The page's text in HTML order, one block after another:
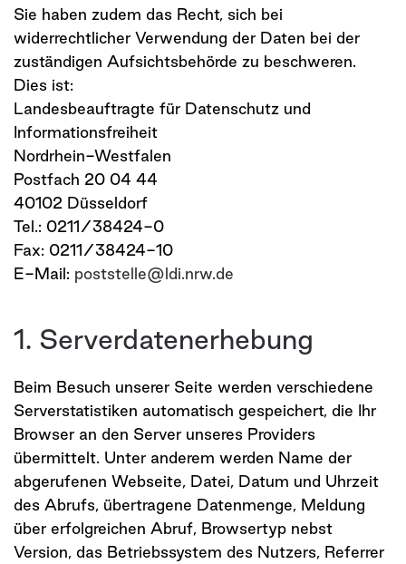
Sie haben zudem das Recht, sich bei
widerrechtlicher Verwendung der Daten bei der
zuständigen Aufsichtsbehörde zu beschweren.
Dies ist:
Landesbeauftragte für Datenschutz und
Informationsfreiheit
Nordrhein-Westfalen
Postfach 20 04 44
40102 Düsseldorf
Tel.: 0211/38424-0
Fax: 0211/38424-10
E-Mail: poststelle@ldi.nrw.de
1. Serverdatenerhebung
Beim Besuch unserer Seite werden verschiedene
Serverstatistiken automatisch gespeichert, die Ihr
Browser an den Server unseres Providers
übermittelt. Unter anderem werden Name der
abgerufenen Webseite, Datei, Datum und Uhrzeit
des Abrufs, übertragene Datenmenge, Meldung
über erfolgreichen Abruf, Browsertyp nebst
Version, das Betriebssystem des Nutzers, Referrer